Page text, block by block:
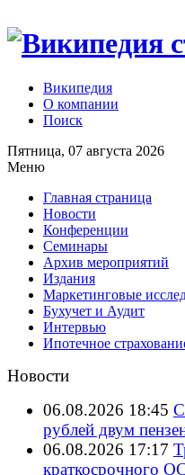
Википедия
О компании
Поиск
Пятница, 07 августа 2026
Меню
Главная страница
Новости
Конференции
Семинары
Архив мероприятий
Издания
Маркетинговые
Бухучет и Аудит
Интервью
Ипотечное
Новости
06.08.2026 18:45
рублей двум
06.08.2026 17:17
краткосрочного